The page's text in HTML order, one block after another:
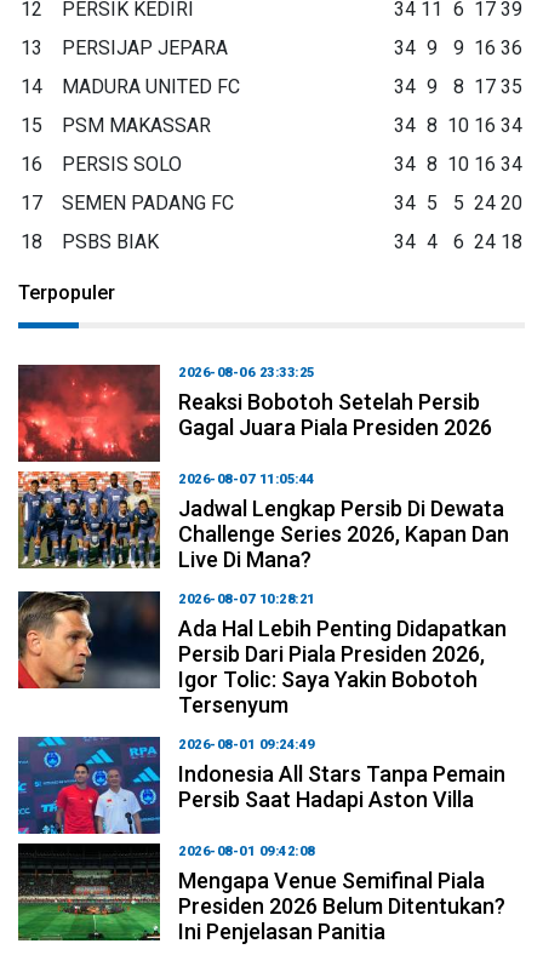
12 PERSIK KEDIRI 34 11 6 17 39
13
PERSIJAP JEPARA 34 9 9 16 36
14
MADURA UNITED FC 34 9 8 17 35
15
PSM MAKASSAR 34 8 10 16 34
16
PERSIS SOLO 34 8 10 16 34
17
SEMEN PADANG FC 34 5 5 24 20
18
PSBS BIAK 34 4 6 24 18
Terpopuler
2026-08-06 23:33:25
Reaksi Bobotoh Setelah Persib
Gagal Juara Piala Presiden 2026
2026-08-07 11:05:44
Jadwal Lengkap Persib Di Dewata
Challenge Series 2026, Kapan Dan
Live Di Mana?
2026-08-07 10:28:21
Ada Hal Lebih Penting Didapatkan
Persib Dari Piala Presiden 2026,
Igor Tolic: Saya Yakin Bobotoh
Tersenyum
2026-08-01 09:24:49
Indonesia All Stars Tanpa Pemain
Persib Saat Hadapi Aston Villa
2026-08-01 09:42:08
Mengapa Venue Semifinal Piala
Presiden 2026 Belum Ditentukan?
Ini Penjelasan Panitia